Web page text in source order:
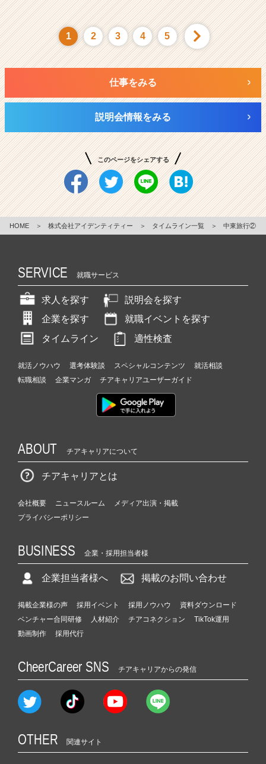
1 2 3 4 5
仕事をみる
説明会情報をみる
このページをシェアする
HOME ＞ 株式会社アイデンティティー ＞ タイムライン一覧 ＞ 中東旅行②
SERVICE 就職サービス
求人を探す
説明会を探す
企業を探す
就職イベントを探す
タイムライン
適性検査
就活ノウハウ 選考体験談 スペシャルコンテンツ
就活相談
転職相談
企業マンガ チアキャリアユーザーガイド
ABOUT チアキャリアについて
チアキャリアとは
会社概要 ニュースルーム
メディア出演・掲載
プライバシーポリシー
BUSINESS 企業・採用担当者様
企業担当者様へ 掲載のお問い合わせ
掲載企業様の声 採用イベント 採用ノウハウ
資料ダウンロード
ベンチャー合同研修
人材紹介 チアコネクション
TikTok運用
動画制作
採用代行
CheerCareer SNS チアキャリアからの発信
OTHER 関連サイト